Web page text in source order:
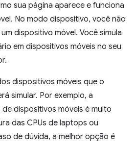
sua página aparece e funciona
No modo dispositivo, você não
dispositivo móvel. Você simula
em dispositivos móveis no seu
dispositivos móveis que o
simular. Por exemplo, a
dispositivos móveis é muito
das CPUs de laptops ou
de dúvida, a melhor opção é